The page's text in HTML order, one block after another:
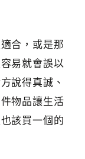
合，或是那
易就會誤以
說得真誠、
物品讓生活
該買一個的